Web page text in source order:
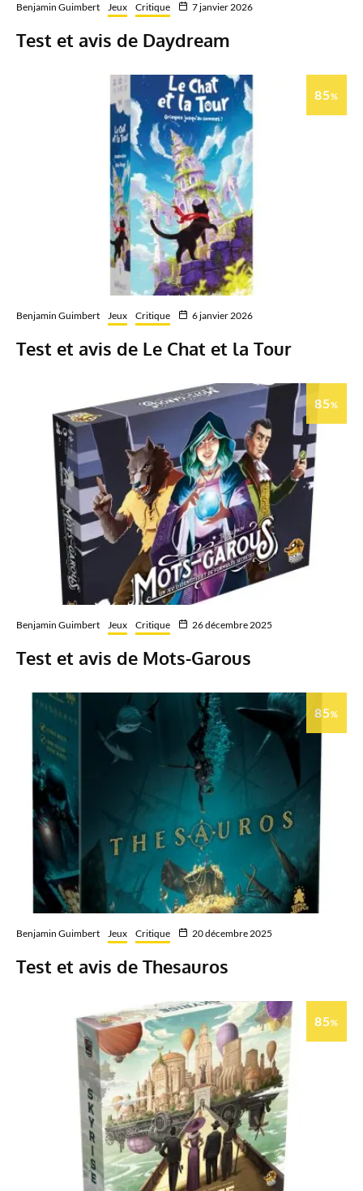
Benjamin Guimbert Jeux Critique 7 janvier 2026
Test et avis de Daydream
85%
Benjamin Guimbert Jeux Critique 6 janvier 2026
Test et avis de Le Chat et la Tour
85%
Benjamin Guimbert Jeux Critique 26 décembre 2025
Test et avis de Mots-Garous
85%
Benjamin Guimbert Jeux Critique 20 décembre 2025
Test et avis de Thesauros
85%